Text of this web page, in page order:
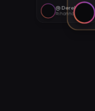
@Derekking
Rihanna AI voice